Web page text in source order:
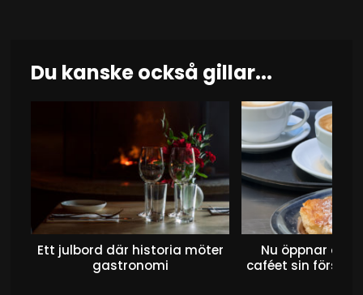
Du kanske också gillar...
Ett julbord där historia möter
gastronomi
Nu öppnar det
caféet sin första